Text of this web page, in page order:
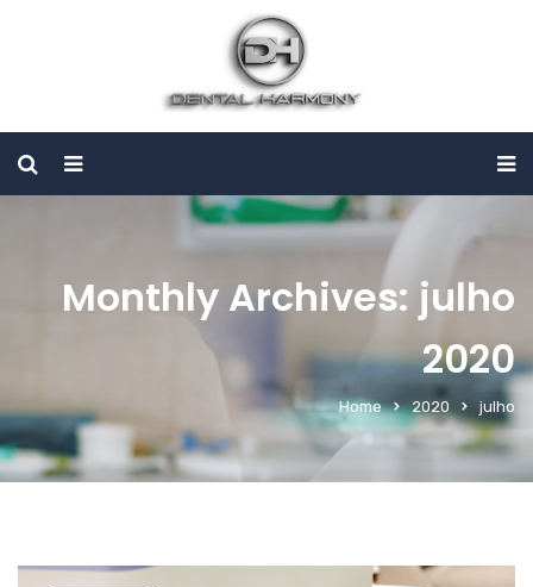
Monthly Archives: julho
2020
Home 2020 julho